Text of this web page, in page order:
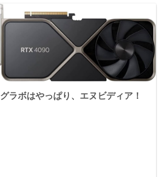
グラボはやっぱり、エヌビディア！